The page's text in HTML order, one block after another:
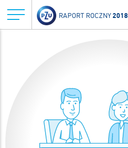
RAPORT ROCZNY2018